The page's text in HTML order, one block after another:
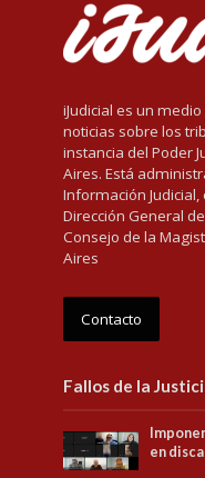
iJudicial es un
noticias sobre los
instancia del Poder
Aires. Está
Información
Dirección General
Consejo de la
Aires
Contacto
Fallos de la
en